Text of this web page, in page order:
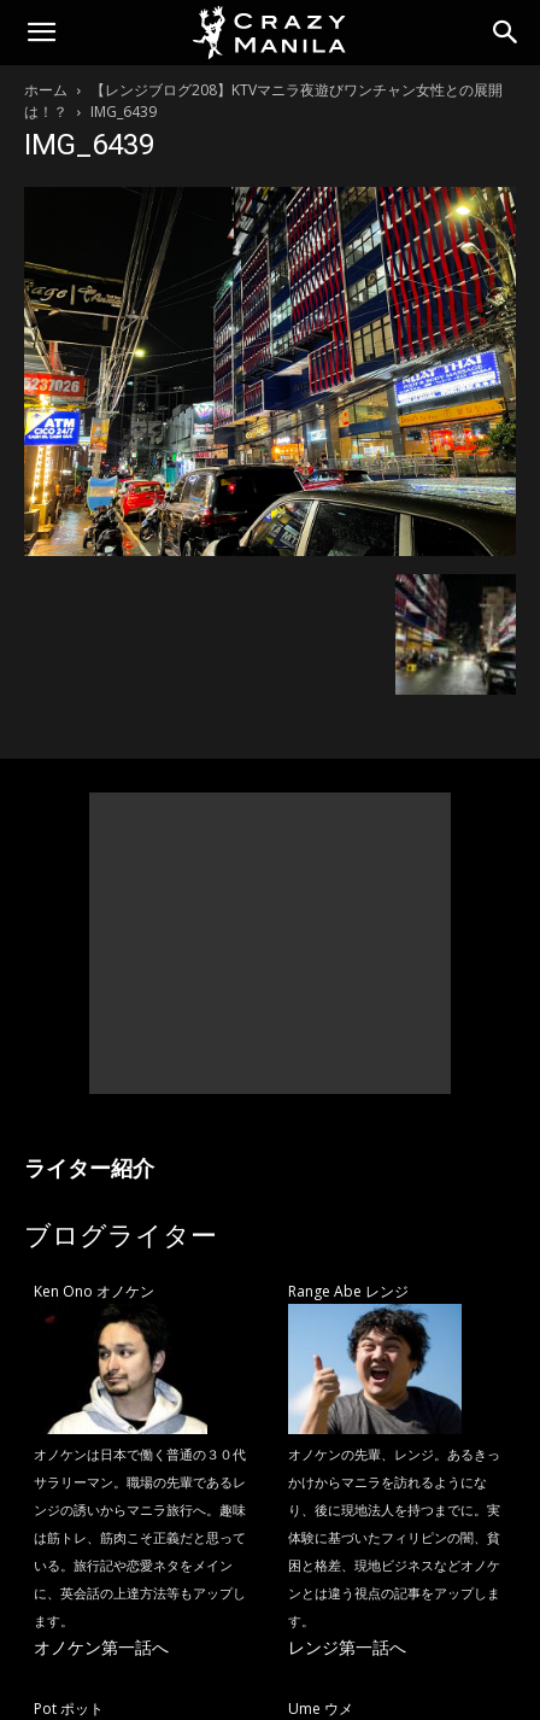
ホーム
【レンジブログ208】KTVマニラ夜遊びワンチャン女性との展開
は！？
IMG_6439
IMG_6439
ライター紹介
ブログライター
Ken Ono オノケン
オノケンは日本で働く普通の３０代
サラリーマン。職場の先輩であるレ
ンジの誘いからマニラ旅行へ。趣味
は筋トレ、筋肉こそ正義だと思って
いる。旅行記や恋愛ネタをメイン
に、英会話の上達方法等もアップし
ます。
オノケン第一話へ
Range Abe レンジ
オノケンの先輩、レンジ。あるきっ
かけからマニラを訪れるようにな
り、後に現地法人を持つまでに。実
体験に基づいたフィリピンの闇、貧
困と格差、現地ビジネスなどオノケ
ンとは違う視点の記事をアップしま
す。
レンジ第一話へ
Pot ポット Ume ウメ